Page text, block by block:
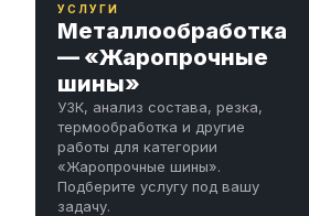
УСЛУГИ
Металлообработка
— «Жаропрочные
шины»
УЗК, анализ состава, резка,
термообработка и другие
работы для категории
«Жаропрочные шины».
Подберите услугу под вашу
задачу.